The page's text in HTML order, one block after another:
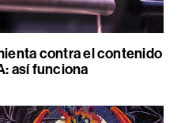
contra el contenido
así funciona